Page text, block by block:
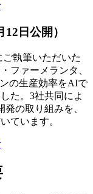
12日公開）
ご執筆いただいた
ファーメランタ、
の生産効率をAIで
た。 3社共同に よ
発の取り組みを、
ています。